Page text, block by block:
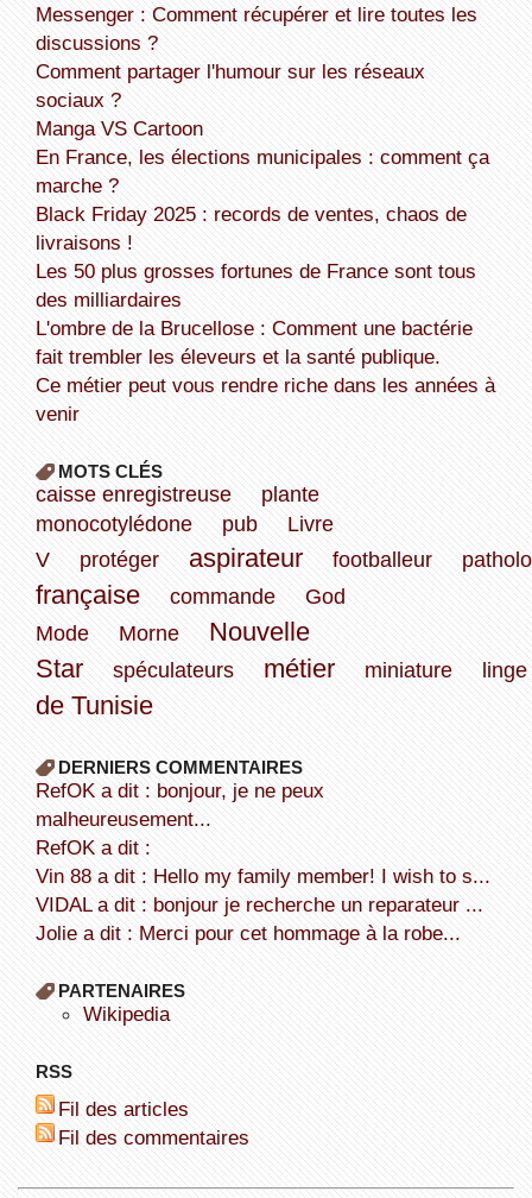
Messenger : Comment récupérer et lire toutes les
discussions ?
Comment partager l'humour sur les réseaux
sociaux ?
Manga VS Cartoon
En France, les élections municipales : comment ça
marche ?
Black Friday 2025 : records de ventes, chaos de
livraisons !
Les 50 plus grosses fortunes de France sont tous
des milliardaires
L'ombre de la Brucellose : Comment une bactérie
fait trembler les éleveurs et la santé publique.
Ce métier peut vous rendre riche dans les années à
venir
MOTS CLÉS
caisse enregistreuse
plante
monocotylédone
pub
Livre
V
protéger aspirateur footballeur
française commande
God
Mode
Morne
Nouvelle
Star
spéculateurs métier miniature linge
de Tunisie
DERNIERS COMMENTAIRES
refOK a dit : bonjour, je ne peux
malheureusement...
refOK a dit :
Vin 88 a dit : Hello my family member! I wish to s...
VIDAL a dit : bonjour je recherche un reparateur ...
Jolie a dit : Merci pour cet hommage à la robe...
PARTENAIRES
wikipedia
RSS
Fil des articles
Fil des commentaires